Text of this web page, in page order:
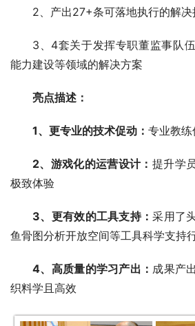
2、产出27+条可落地执行的解决
3、4套关于发挥专职董监事队
能力建设等领域的解决方案
亮点描述：
1、更专业的技术促动： 专业教
2、游戏化的运营设计： 提升学
极致体验
3、更有效的工具支持：采用了
鱼骨图分析开放空间等工具科学支持
4、高质量的学习产出： 成果产
织料学且高效